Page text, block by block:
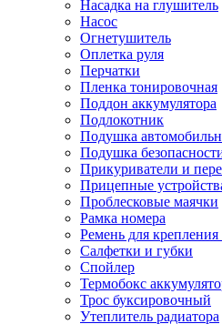
Насадка на глушитель
Насос
Огнетушитель
Оплетка руля
Перчатки
Пленка тонировочная
Поддон аккумулятора
Подлокотник
Подушка
Подушка
Прикуриватели и
Прицепные
Проблесковые маячки
Рамка номера
Ремень для крепления
Салфетки и губки
Спойлер
Термобокс
Трос буксировочный
Утеплитель радиатора